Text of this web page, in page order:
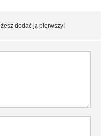
dodać ją pierwszy!